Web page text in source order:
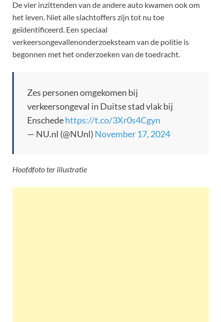
De vier inzittenden van de andere auto kwamen ook om
het leven. Niet alle slachtoffers zijn tot nu toe
geïdentificeerd. Een speciaal
verkeersongevallenonderzoeksteam van de politie is
begonnen met het onderzoeken van de toedracht.
Zes personen omgekomen bij
verkeersongeval in Duitse stad vlak bij
Enschedehttps://t.co/3Xr0s4Cgyn
— NU.nl (@NUnl) November 17, 2024
Hoofdfoto ter illustratie